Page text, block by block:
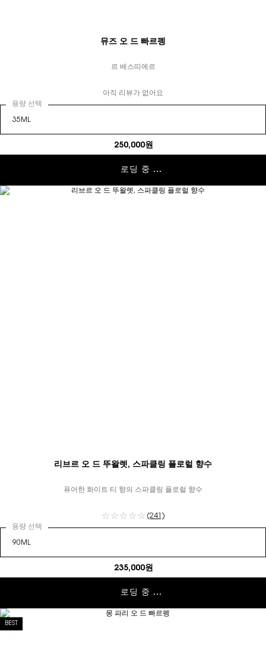
뮤즈 오 드 빠르펭
르 베스띠에르
아직 리뷰가 없어요
용량 선택
250,000원
로딩 중 ...
리브르 오 드 뚜왈렛, 스파클링 플로럴 향수
퓨어한 화이트 티 향의 스파클링 플로럴 향수
(241)
용량 선택
235,000원
로딩 중 ...
BEST